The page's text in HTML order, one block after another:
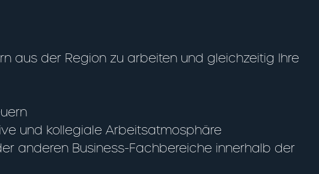
aus der Region zu arbeiten und gleichzeitig Ihre
und kollegiale Arbeitsatmosphäre
anderen Business-Fachbereiche innerhalb der